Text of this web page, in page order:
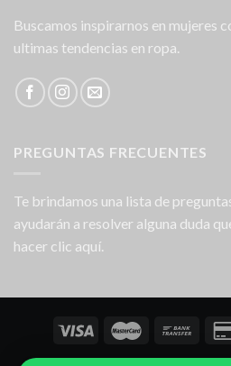
Buscamos inspirarnos en mujeres
ultimas tendencias en ropa.
PREGUNTAS FRECUENTES
Te brindamos una lista de
ayudarán a resolver alguna duda
hacer clic aquí.